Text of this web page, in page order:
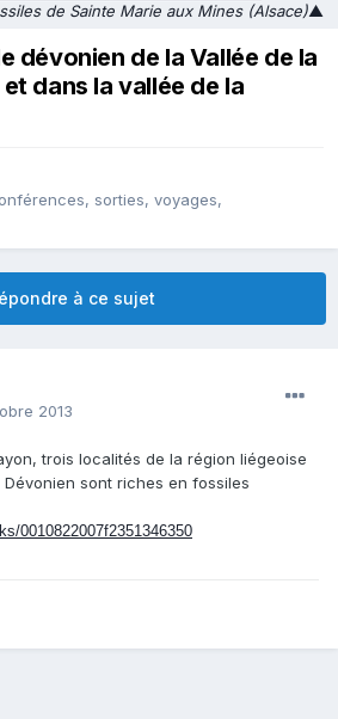
de Sainte Marie aux Mines (Alsace)▲
dévonien de la Vallée de la
dans la vallée de la
sorties, voyages,
à ce sujet
2013
trois localités de la région liégeoise
sont riches en fossiles
0010822007f2351346350